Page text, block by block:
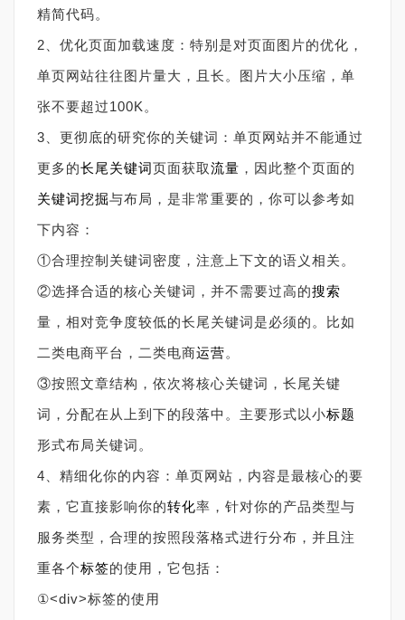
精简代码。
2、优化页面加载速度：特别是对页面图片的优化，
单页网站往往图片量大，且长。图片大小压缩，单
张不要超过100K。
3、更彻底的研究你的关键词：单页网站并不能通过
更多的长尾关键词页面获取流量 ，因此整个页面的
关键词挖掘与布局，是非常重要的，你可以参考如
下内容：
①合理控制关键词密度，注意上下文的语义相关。
②选择合适的核心关键词，并不需要过高的搜索
量，相对竞争度较低的长尾关键词是必须的。比如
二类电商平台，二类电商运营。
③按照文章结构，依次将核心关键词，长尾关键
词，分配在从上到下的段落中。主要形式以小标题
形式布局关键词。
4、精细化你的内容：单页网站，内容是最核心的要
素，它直接影响你的转化率，针对你的产品类型与
服务类型，合理的按照段落格式进行分布，并且注
重各个标签的使用，它包括：
①<div>标签的使用